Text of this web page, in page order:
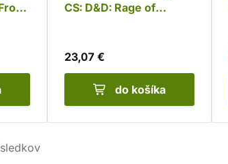
CS: D&D: Rage of
23,07 €
do košíka